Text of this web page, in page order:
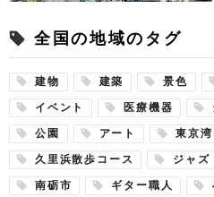
全国の地域のタグ
建物 建築 景色
イベント 医療機器
公園 アート 東京湾
久里浜散歩コース ジャズ
南砺市 ギター職人